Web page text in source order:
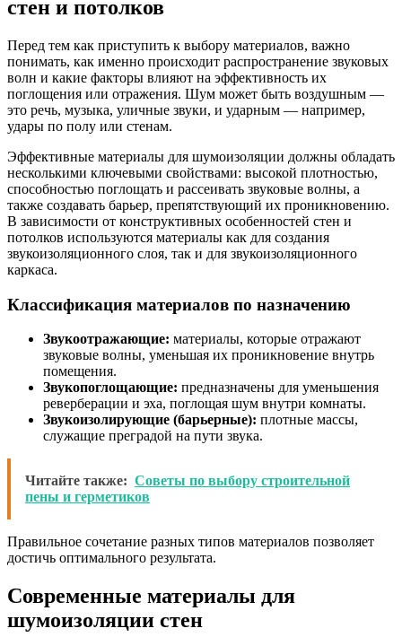
стен и потолков
Перед тем как приступить к выбору материалов, важно
понимать, как именно происходит распространение звуковых
волн и какие факторы влияют на эффективность их
поглощения или отражения. Шум может быть воздушным —
это речь, музыка, уличные звуки, и ударным — например,
удары по полу или стенам.
Эффективные материалы для шумоизоляции должны обладать
несколькими ключевыми свойствами: высокой плотностью,
способностью поглощать и рассеивать звуковые волны, а
также создавать барьер, препятствующий их проникновению.
В зависимости от конструктивных особенностей стен и
потолков используются материалы как для создания
звукоизоляционного слоя, так и для звукоизоляционного
каркаса.
Классификация материалов по назначению
Звукоотражающие: материалы, которые отражают
звуковые волны, уменьшая их проникновение внутрь
помещения.
Звукопоглощающие: предназначены для уменьшения
реверберации и эха, поглощая шум внутри комнаты.
Звукоизолирующие (барьерные): плотные массы,
служащие преградой на пути звука.
Читайте также: Советы по выбору строительной
пены и герметиков
Правильное сочетание разных типов материалов позволяет
достичь оптимального результата.
Современные материалы для
шумоизоляции стен